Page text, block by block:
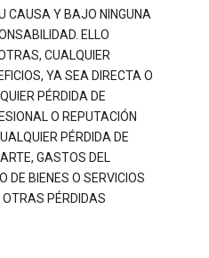
CAUSA Y BAJO NINGUNA
ELLO
CUALQUIER
YA SEA DIRECTA O
PÉRDIDA DE
O REPUTACIÓN
PÉRDIDA DE
GASTOS DEL
DE BIENES O SERVICIOS
PÉRDIDAS